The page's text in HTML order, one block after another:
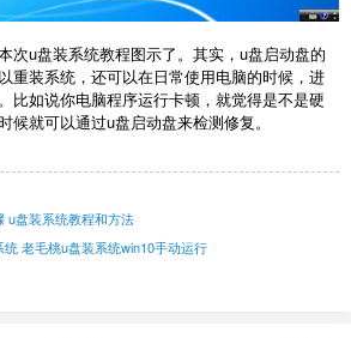
次u盘装系统教程图示了。其实，u盘启动盘的
重装系统，还可以在日常使用电脑的时候，进
比如说你电脑程序运行卡顿，就觉得是不是硬
候就可以通过u盘启动盘来检测修复。
u盘装系统教程和方法
老毛桃u盘装系统win10手动运行